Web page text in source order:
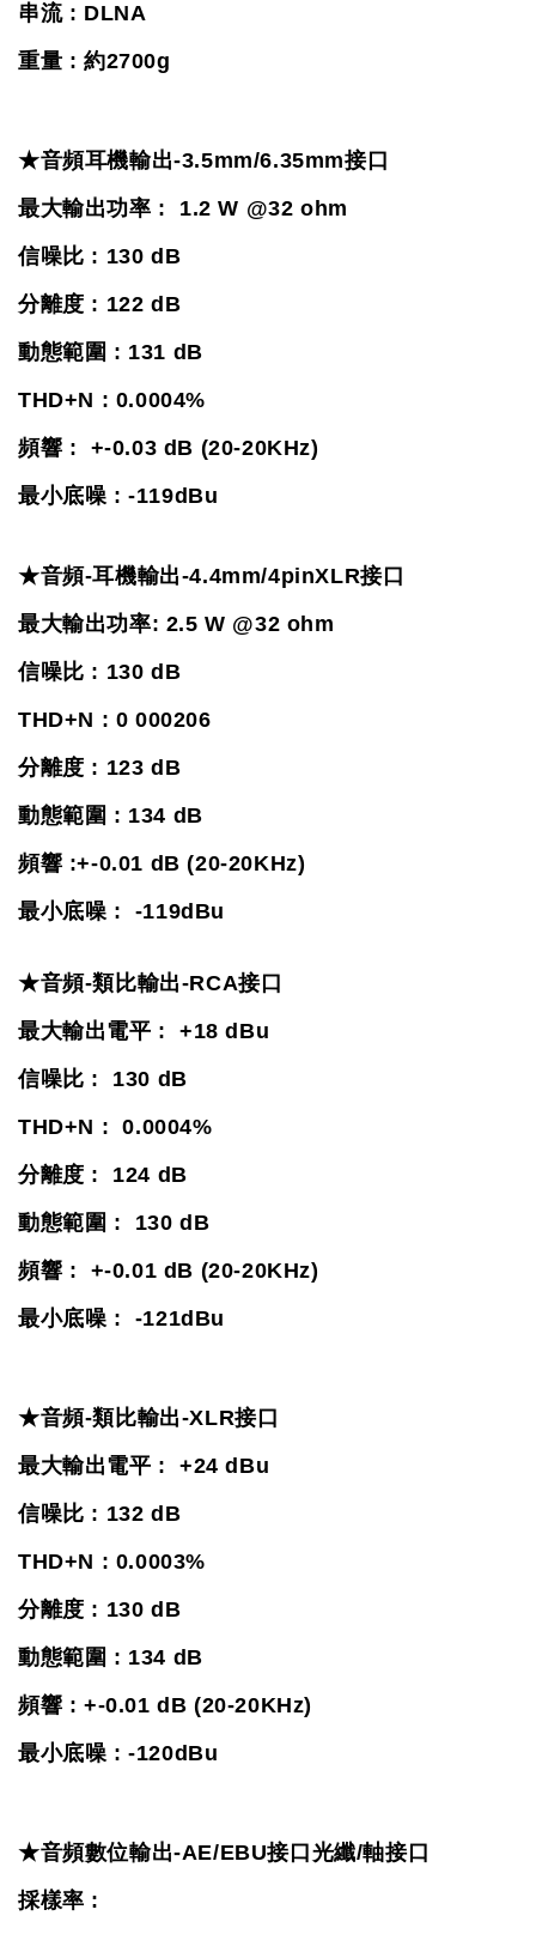
串流 : DLNA
重量 : 約2700g
★音頻耳機輸出-3.5mm/6.35mm接口
最大輸出功率 :  1.2 W @32 ohm
信噪比 : 130 dB
分離度 : 122 dB
動態範圍 : 131 dB
THD+N : 0.0004%
頻響 :  +-0.03 dB (20-20KHz)
最小底噪 : -119dBu
★音頻-耳機輸出-4.4mm/4pinXLR接口
最大輸出功率: 2.5 W @32 ohm
信噪比 : 130 dB
THD+N : 0 000206
分離度 : 123 dB
動態範圍 : 134 dB
頻響 :+-0.01 dB (20-20KHz)
最小底噪 :  -119dBu
★音頻-類比輸出-RCA接口
最大輸出電平 :  +18 dBu
信噪比 :  130 dB
THD+N :  0.0004%
分離度 :  124 dB
動態範圍 :  130 dB
頻響 :  +-0.01 dB (20-20KHz)
最小底噪 :  -121dBu
★音頻-類比輸出-XLR接口
最大輸出電平 :  +24 dBu
信噪比 : 132 dB
THD+N : 0.0003%
分離度 : 130 dB
動態範圍 : 134 dB
頻響 : +-0.01 dB (20-20KHz)
最小底噪 : -120dBu
★音頻數位輸出-AE/EBU接口光纖/軸接口
採樣率 :